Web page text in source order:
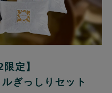
定】
ぎっしりセット